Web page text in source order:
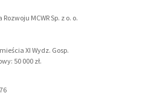
MCWR Sp. z o. o.
XI Wydz. Gosp.
50 000 zł.